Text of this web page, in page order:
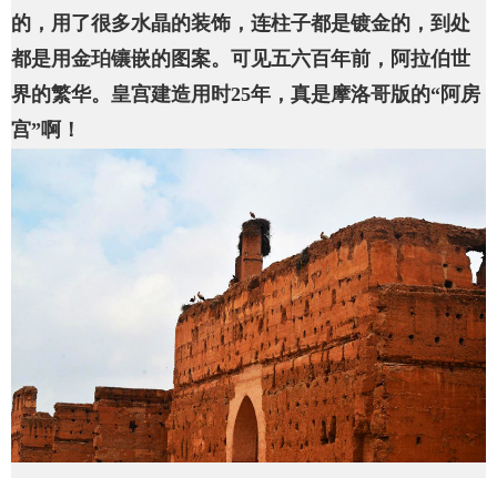
的，用了很多水晶的装饰，连柱子都是镀金的，到处
都是用金珀镶嵌的图案。可见五六百年前，阿拉伯世
界的繁华。皇宫建造用时25年，真是摩洛哥版的“阿房
宫”啊！